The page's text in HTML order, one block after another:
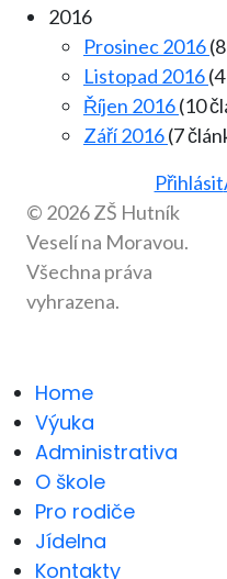
2016
Prosinec 2016
Listopad 2016
Říjen 2016(10
Září 2016(7
Přihlásit
© 2026 ZŠ Hutník
Veselí na Moravou.
Všechna práva
vyhrazena.
Home
Výuka
Administrativa
O škole
Pro rodiče
Jídelna
Kontakty